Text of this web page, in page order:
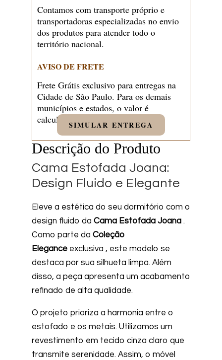
Contamos com transporte próprio e
transportadoras especializadas no envio
dos produtos para atender todo o
território nacional.
AVISO DE FRETE
Frete Grátis exclusivo para entregas na
Cidade de São Paulo. Para os demais
municípios e estados, o valor é
calculado pela nossa equipe.
SIMULAR ENTREGA
Descrição do Produto
Cama Estofada Joana:
Design Fluido e Elegante
Eleve a estética do seu dormitório com o
design fluido da Cama Estofada Joana .
Como parte da Coleção
Elegance exclusiva , este modelo se
destaca por sua silhueta limpa. Além
disso, a peça apresenta um acabamento
refinado de alta qualidade.
O projeto prioriza a harmonia entre o
estofado e os metais. Utilizamos um
revestimento em tecido cinza claro que
transmite serenidade. Assim, o móvel